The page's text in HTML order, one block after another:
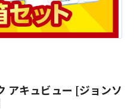
アキュビュー [ジョンソ